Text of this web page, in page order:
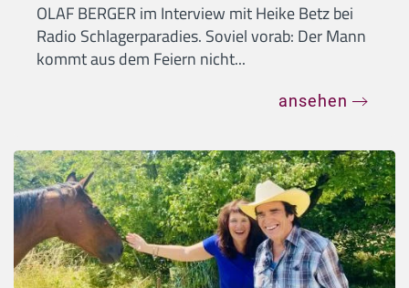
OLAF BERGER im Interview mit Heike Betz bei
Radio Schlagerparadies. Soviel vorab: Der Mann
kommt aus dem Feiern nicht...
ansehen